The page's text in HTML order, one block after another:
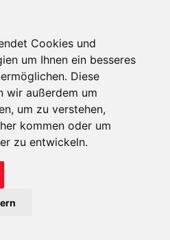
Cookies und
um Ihnen ein besseres
Diese
wir außerdem um
um zu verstehen,
kommen oder um
zu entwickeln.